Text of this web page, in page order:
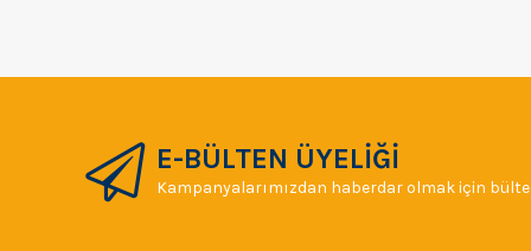
E-BÜLTEN ÜYELİĞİ
Kampanyalarımızdan haberdar olmak için